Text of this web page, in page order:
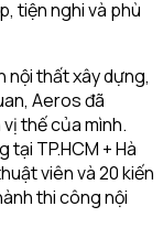
tiện nghi và phù
nội thất xây dựng,
Aeros đã
thế của mình.
TP.HCM + Hà
viên và 20 kiến
thi công nội